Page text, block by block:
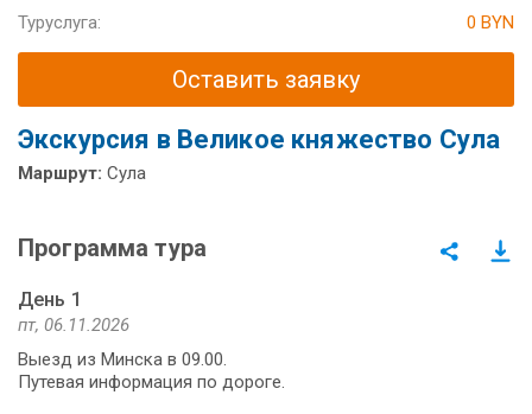
Туруслуга:
0 BYN
Оставить заявку
Экскурсия в Великое княжество Сула
Маршрут: Сула
Программа тура
День 1
пт, 06.11.2026
Выезд из Минска в 09.00.
Путевая информация по дороге.